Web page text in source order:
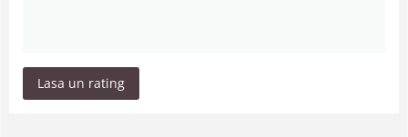
Lasa un rating